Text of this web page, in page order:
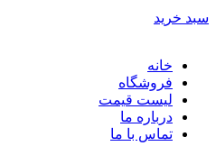
سبد خرید
خانه
فروشگاه
لیست قیمت
درباره ما
تماس با ما